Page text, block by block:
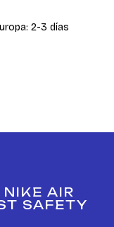
2-3 días
AIR
SAFETY